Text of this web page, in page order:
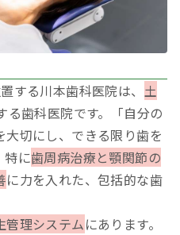
する川本歯科医院は、 土
る歯科医院です。「自分の
切にし、できる限り歯を
特に歯周病治療と顎関節の
に力を入れた、包括的な歯
管理システムにあります。